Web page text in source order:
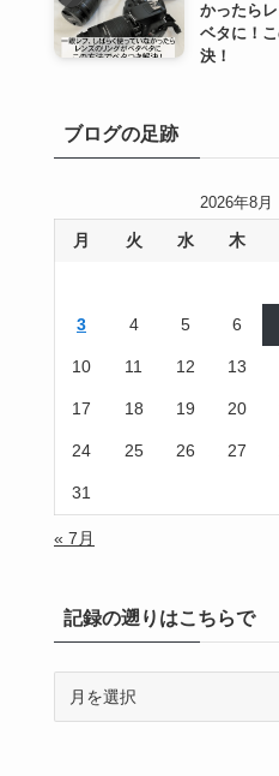
かったら
ベタに！
決！
ブログの足跡
2026年8月
月 火 水 木
3 4 5 6
10 11 12 13
17 18 19 20
24 25 26 27
31
« 7月
記録の遡りはこちらで